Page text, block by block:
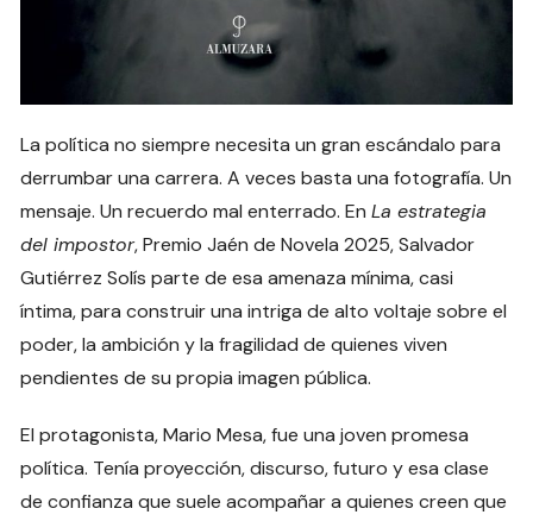
La política no siempre necesita un gran escándalo para
derrumbar una carrera. A veces basta una fotografía. Un
mensaje. Un recuerdo mal enterrado. EnLa estrategia
del impostor, Premio Jaén de Novela 2025, Salvador
Gutiérrez Solís parte de esa amenaza mínima, casi
íntima, para construir una intriga de alto voltaje sobre el
poder, la ambición y la fragilidad de quienes viven
pendientes de su propia imagen pública.
El protagonista, Mario Mesa, fue una joven promesa
política. Tenía proyección, discurso, futuro y esa clase
de confianza que suele acompañar a quienes creen que